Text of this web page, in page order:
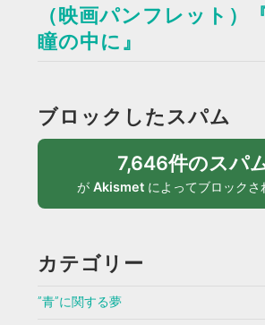
（映画パンフレット）
瞳の中に』
ブロックしたスパム
7,646件のスパ
がAkismet によってブロックさ
カテゴリー
”青”に関する夢